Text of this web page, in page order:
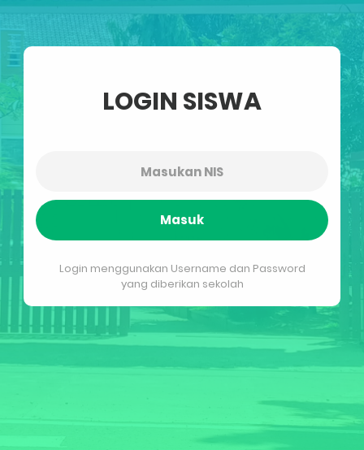
LOGIN SISWA
Masuk
Login menggunakan Username dan Password
yang diberikan sekolah